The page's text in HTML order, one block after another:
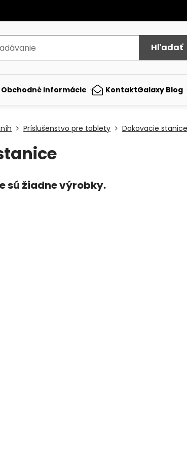
Hľadať
Obchodné informácie KontaktGalaxy Blog
Príslušenstvo pre tablety Dokovacie stanice